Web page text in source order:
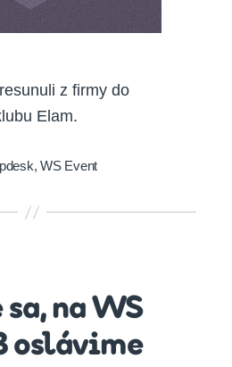
z firmy do
Elam.
,WS Event
na WS
oslávime